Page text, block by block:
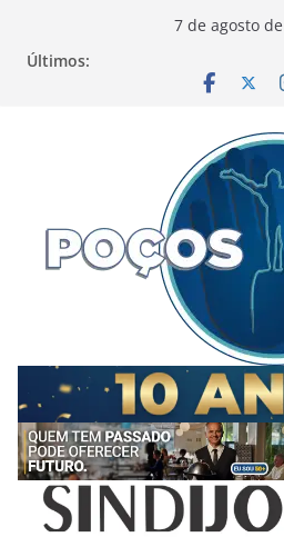
7 de agosto
Últimos: